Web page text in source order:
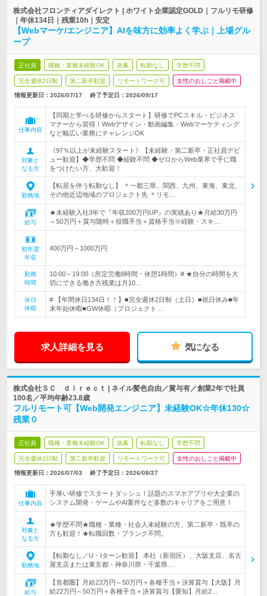
株式会社フロンティアダイレクト | ホワイト企業認定GOLD｜フルリモ研修
｜年休134日｜残業10h｜安定
【Webマーケ/エンジニア】AIを味方に効率よく学ぶ｜上場グル
ープ
正社員 職種・業種未経験OK 急募 転勤なし 学歴不問
完全週休2日制 第二新卒歓迎 リモートワーク可 女性のおしごと掲載中
情報更新日：2026/07/17 終了予定日： 2026/09/17
仕事内容
【同期と学べる研修からスタート】研修でPCスキル・ビジネス
マナーから習得！Webデザイン・動画編集・Webマーケティング
など幅広い業務にチャレンジOK
対象と
なる方
《97％以上が未経験スタート》【未経験・第二新卒・正社員デビ
ュー歓迎】◆学歴不問 ◆経験不問 ◆ゼロからWeb業界で手に職
をつけたい方、大歓迎！
勤務地
【転居を伴う転勤なし】 ＊一都三県、関西、九州、東海、東北、
その他近辺地域のプロジェクト先 ＊リモ…
給与
★未経験入社3年で『年収200万円UP』の実績あり★月給30万円
～50万円＋賞与随時＋役職手当＋資格手当※経験・スキ…
初年度
年収
400万円～1000万円
勤務
時間
10:00～19:00（所定労働8時間・休憩1時間）# ★自分の時間を大
切にできる働き方残業は月10…
休日
休暇
# 【年間休日134日！！】■完全週休2日制（土日）■祝日休み■年
末年始休暇■GW休暇（プロジェクト…
求人詳細を見る 気になる
株式会社ＳＣ ｄｉｒｅｃｔ | ネイル髪色自由／賞与有／創業2年で社員
100名／平均年齢23.8歳
フルリモート可【Web開発エンジニア】未経験OK☆年休130☆
残業０
正社員 職種・業種未経験OK 急募 転勤なし 学歴不問
完全週休2日制 第二新卒歓迎 リモートワーク可 女性のおしごと掲載中
情報更新日：2026/07/03 終了予定日： 2026/08/27
仕事内容
手厚い研修でスタートダッシュ！話題のスマホアプリや大企業の
システム開発・ゲームやAI案件など多数のキャリアをご用意！
対象と
なる方
★学歴不問★職種・業種・社会人未経験の方、第二新卒・既卒の
方も歓迎！★転職回数・ブランク不問。
勤務地
【転勤なし／U・Iターン歓迎】 本社（新宿区）、大阪支店、名古
屋支店または東京都・神奈川県・千葉県…
給与
【首都圏】月給23万円～50万円＋各種手当＋決算賞与【大阪】月
給22万円～50万円＋各種手当＋決算賞与【愛知】月給2…